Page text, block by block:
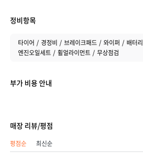
정비항목
타이어 경정비 브레이크패드 와이퍼 배터리
엔진오일세트
휠얼라이먼트 무상점검
부가 비용 안내
매장 리뷰/평점
평점순 최신순